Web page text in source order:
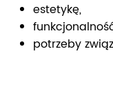
estetykę,
potrzeby